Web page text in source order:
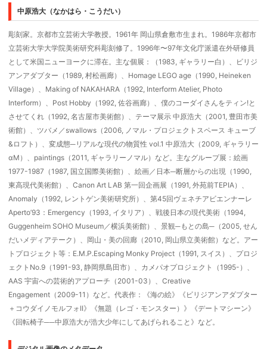
中原浩大（なかはら・こうだい）
彫刻家。京都市立芸術大学教授。1961年 岡山県倉敷市生まれ。1986年京都市
立芸術大学大学院美術研究科彫刻修了。1996年〜97年文化庁派遣在外研修員
として米国ニューヨークに滞在。主な個展：（1983, ギャラリー白）、ビリジ
アンアダプター（1989, 村松画廊）、Homage LEGO age（1990, Heineken
Village）、Making of NAKAHARA（1992, Interform Atelier, Photo
Interform）、Post Hobby（1992, 佐谷画廊）、僕のコーダイさんをティン!と
させてくれ（1992, 名古屋市美術館）、テーマ展示 中原浩大（2001, 豊田市美
術館）、ツバメ／swallows（2006, ノマル・プロジェクトスペース キューブ
&ロフト）、変成態─リアルな現代の物質性 vol.1 中原浩大（2009, ギャラリー
αM）、paintings（2011, ギャラリーノマル）など。主なグループ展：絵画
1977-1987（1987, 国立国際美術館）、絵画／日本─断層からの出現（1990,
東高現代美術館）、Canon Art LAB 第一回企画展（1991, 外苑前TEPIA）、
Anomaly（1992, レントゲン美術研究所）、第45回ヴェネチアビエンナーレ
Aperto’93：Emergency（1993, イタリア）、戦後日本の現代美術（1994,
Guggenheim SOHO Museum／横浜美術館）、景観─もとの島─（2005, せん
だいメディアテーク）、岡山・美の回廊（2010, 岡山県立美術館）など。アー
トプロジェクト等：E.M.P.Escaping Monky Project（1991, スイス）、プロジ
ェクトNo.9（1991-93, 静岡県島田市）、カメパオプロジェクト（1995-）、
AAS 宇宙への芸術的アプローチ（2001-03）、Creative
Engagement（2009-11）など。代表作：《海の絵》《ビリジアンアダプター
＋コウダイノモルフォII》《無題（レゴ・モンスター）》《デートマシーン》
《回転椅子──中原浩大が浩大少年にしてあげられること》など。